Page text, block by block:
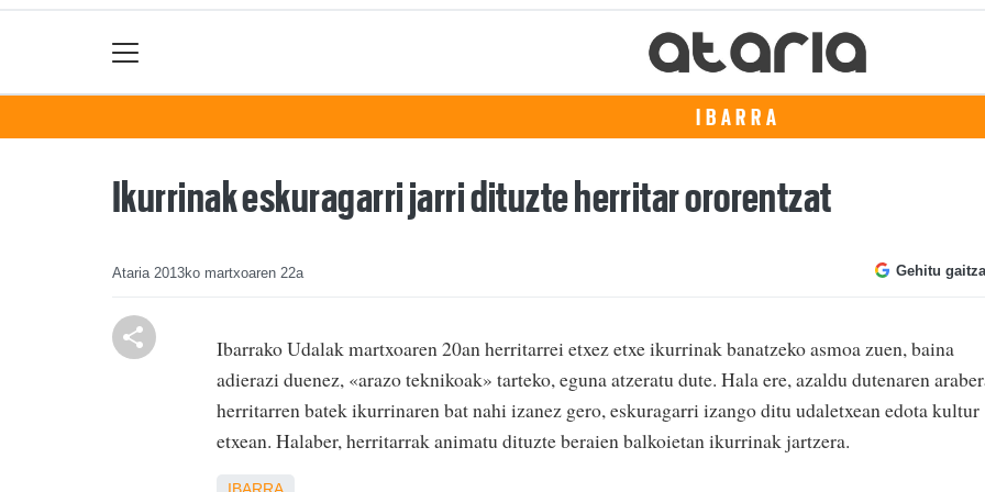
IBARRA
Ikurrinak eskuragarri jarri dituzte herritar ororentzat
Ataria 2013ko martxoaren 22a Gehitu
Ibarrako Udalak martxoaren 20an herritarrei etxez etxe ikurrinak banatzeko asmoa zuen, baina
adierazi duenez, «arazo teknikoak» tarteko, eguna atzeratu dute. Hala ere, azaldu dutenaren
herritarren batek ikurrinaren bat nahi izanez gero, eskuragarri izango ditu udaletxean edota kultur
etxean. Halaber, herritarrak animatu dituzte beraien balkoietan ikurrinak jartzera.